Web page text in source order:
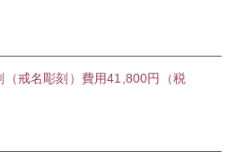
戒名彫刻）費用41,800円（税